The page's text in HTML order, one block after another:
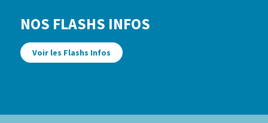
NOS FLASHS INFOS
Voir les Flashs Infos